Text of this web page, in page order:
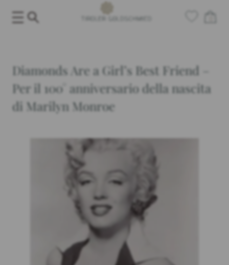
Salta
Diamonds Are a Girl’s Best Friend –
Per il 100° anniversario della nascita
di Marilyn Monroe